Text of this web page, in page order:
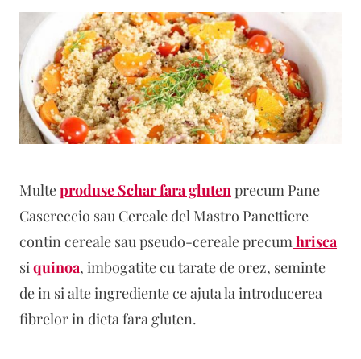
Multeproduse Schar fara gluten precum Pane
Casereccio sau Cereale del Mastro Panettiere
contin cereale sau pseudo-cereale precum hrisca
si quinoa, imbogatite cu tarate de orez, seminte
de in si alte ingrediente ce ajuta la introducerea
fibrelor in dieta fara gluten.